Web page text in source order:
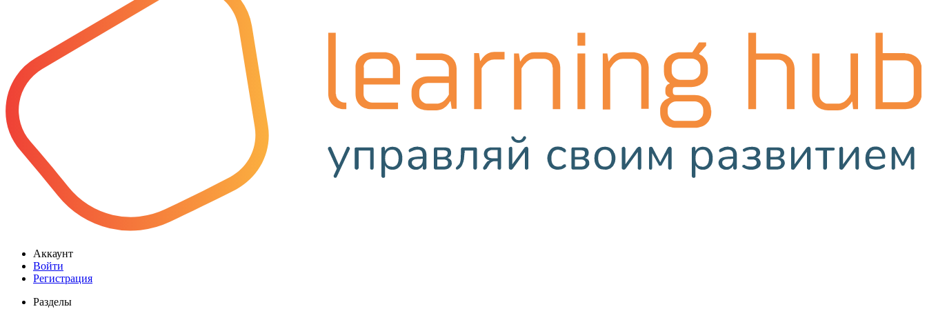
Аккаунт
Войти
Регистрация
Разделы